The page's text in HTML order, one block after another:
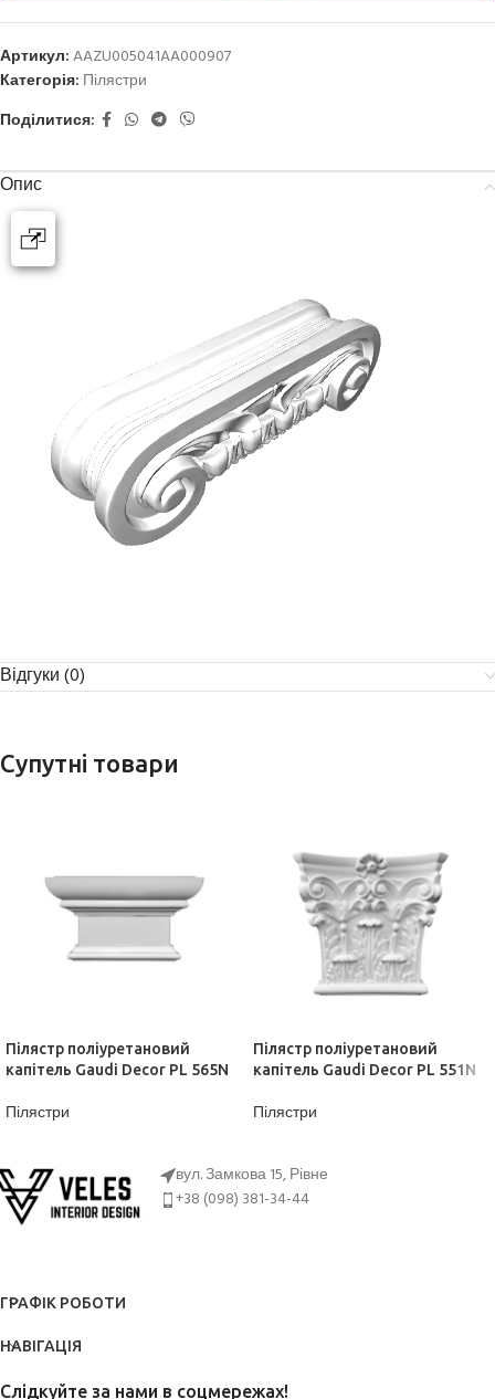
Артикул:AAZU005041AA000907
Категорія: Пілястри
Поділитися:
Опис
Відгуки (0)
Супутні товари
Пілястр поліуретановий
капітель Gaudi Decor PL 565N
Пілястри
Пілястр поліуретановий
капітель Gaudi Decor PL 551N
Пілястри
вул. Замкова 15, Рівне
+38 (098) 381-34-44
ГРАФІК РОБОТИ
НАВІГАЦІЯ
Слідкуйте за нами в соцмережах!